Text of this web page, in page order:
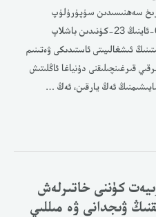
سەھنىسىدىن سۈپۈرۈلۈپ
تاشلىنىدۇ. – خاتىرەمدىن 2018-يىلى 6-ئاينىڭ 23-كۈنىدىن باشلاپ
ئىشغالىيىتى ئاستىدىكى ۋەتىنىم
قىرغىنچىلىقنى دۇنياغا ئاڭلىتىش
ئەڭ يارقىن، ئەڭ …
كۈننى خاتىرلەش
ۋىجدانى ۋە مىللىي